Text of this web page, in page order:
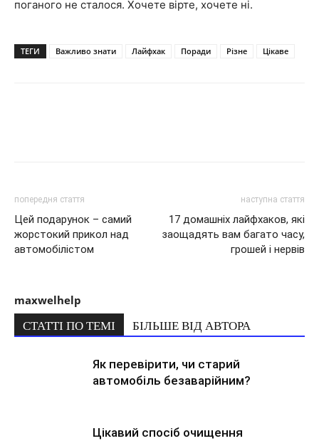
поганого не сталося. Хочете вірте, хочете ні.
ТЕГИ Важливо знати Лайфхак Поради Різне Цікаве
попередня стаття
Цей подарунок – самий
жорстокий прикол над
автомобілістом
наступна стаття
17 домашніх лайфхаков, які
заощадять вам багато часу,
грошей і нервів
maxwelhelp
СТАТТІ ПО ТЕМІ БІЛЬШЕ ВІД АВТОРА
Як перевірити, чи старий
автомобіль безаварійним?
Цікавий спосіб очищення